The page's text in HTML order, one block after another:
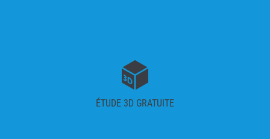
ÉTUDE 3D GRATUITE